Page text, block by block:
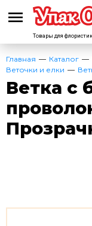
Товары для
Главная Каталог
Веточки и елки
Ветка с